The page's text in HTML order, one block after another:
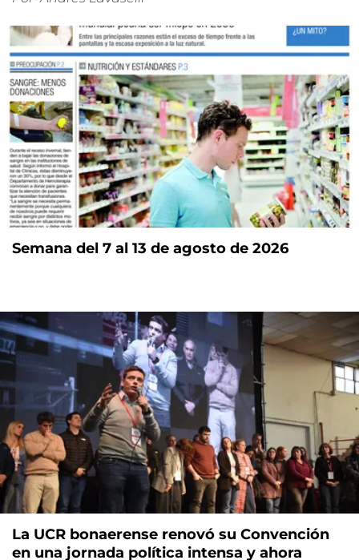
Semana del 7 al 13 de agosto de 2026
La UCR bonaerense renovó su Convención
en una jornada política intensa y ahora